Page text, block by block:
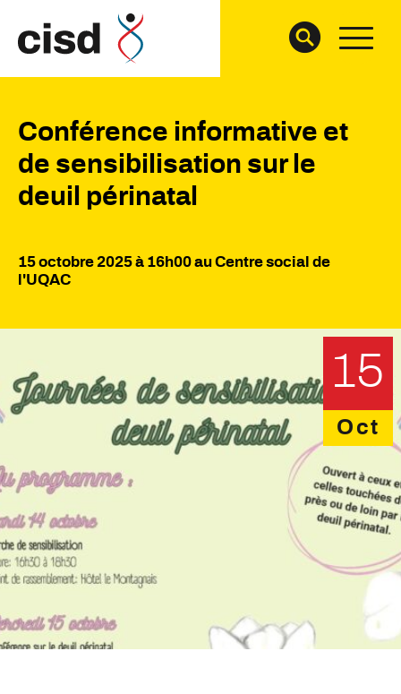
15
Oct
Conférence informative et
de sensibilisation sur le
deuil périnatal
15 octobre 2025 à 16h00 au Centre social de
l'UQAC